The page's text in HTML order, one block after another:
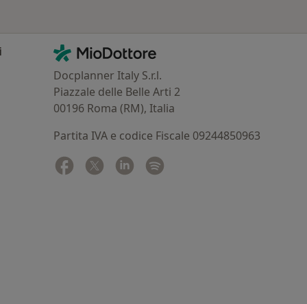
Contatti
MioDottore - Homepage
Docplanner Italy S.r.l.
Piazzale delle Belle Arti 2
00196 Roma (RM), Italia
Partita IVA e codice Fiscale 09244850963
Facebook
si apre in una nuova scheda
Twitter
si apre in una nuova scheda
Linkedin
si apre in una nuova scheda